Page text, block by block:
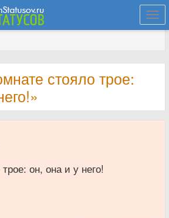
стояло трое:
он, она и у него!